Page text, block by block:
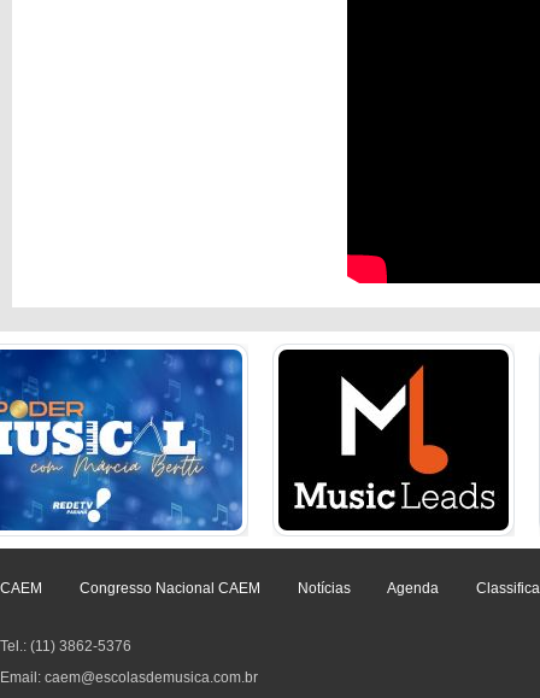
CAEM Congresso Nacional CAEM Notícias Agenda
Tel.: (11) 3862-5376
Email: caem@escolasdemusica.com.br